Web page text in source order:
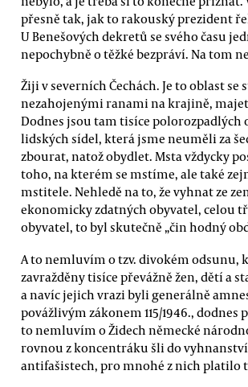
přesně tak, jak to rakouský prezident
U Benešových dekretů se svého času
nepochybně o těžké bezpráví. Na tom
Žiji v severních Čechách. Je to oblast se
nezahojenými ranami na krajině,
Dodnes jsou tam tisíce polorozpadlých
lidských sídel, která jsme neuměli za
zbourat, natož obydlet. Msta vždycky
toho, na kterém se mstíme, ale také
mstitele. Nehledě na to, že vyhnat ze
ekonomicky zdatných obyvatel, celou
obyvatel, to byl skutečně „čin hodný
A to nemluvím o tzv. divokém odsunu,
zavražděny tisíce převážně žen, dětí a
a navíc jejich vrazi byli generálně
povážlivým zákonem 115/1946., dodnes
to nemluvím o Židech německé
rovnou z koncentráku šli do
antifašistech, pro mnohé z nich platilo